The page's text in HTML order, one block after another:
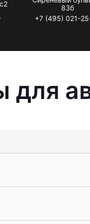
83б
+7 (495) 021-
для